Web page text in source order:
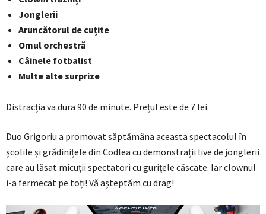
Jonglerii
Aruncătorul de cuțite
Omul orchestră
Câinele fotbalist
Multe alte surprize
Distracția va dura 90 de minute. Prețul este de 7 lei.
Duo Grigoriu a promovat săptămâna aceasta spectacolul în
școlile și grădinițele din Codlea cu demonstrații live de jonglerii
care au lăsat micuții spectatori cu gurițele căscate. Iar clownul
i-a fermecat pe toți! Vă așteptăm cu drag!